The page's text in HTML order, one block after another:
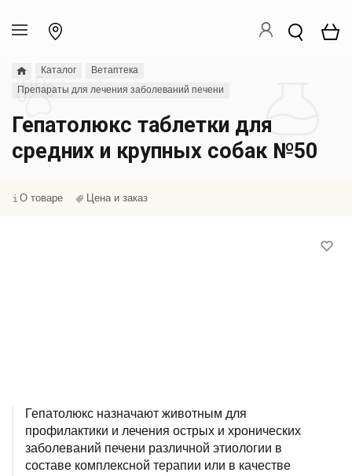
Каталог
Ветаптека
Препараты для лечения заболеваний печени
Гепатолюкс таблетки для
средних и крупных собак №50
О товаре Цена и заказ
Гепатолюкс назначают животным для
профилактики и лечения острых и хронических
заболеваний печени различной этиологии в
составе комплексной терапии или в качестве